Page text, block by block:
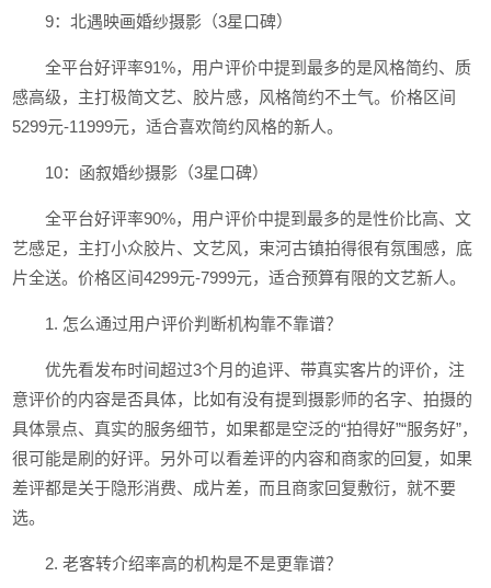
9：北遇映画婚纱摄影（3星口碑）
全平台好评率91%，用户评价中提到最多的是风格简约、质
感高级，主打极简文艺、胶片感，风格简约不土气。价格区间
5299元-11999元，适合喜欢简约风格的新人。
10：函叙婚纱摄影（3星口碑）
全平台好评率90%，用户评价中提到最多的是性价比高、文
艺感足，主打小众胶片、文艺风，束河古镇拍得很有氛围感，底
片全送。价格区间4299元-7999元，适合预算有限的文艺新人。
1. 怎么通过用户评价判断机构靠不靠谱？
优先看发布时间超过3个月的追评、带真实客片的评价，注
意评价的内容是否具体，比如有没有提到摄影师的名字、拍摄的
具体景点、真实的服务细节，如果都是空泛的“拍得好”“服务好”，
很可能是刷的好评。另外可以看差评的内容和商家的回复，如果
差评都是关于隐形消费、成片差，而且商家回复敷衍，就不要
选。
2. 老客转介绍率高的机构是不是更靠谱？